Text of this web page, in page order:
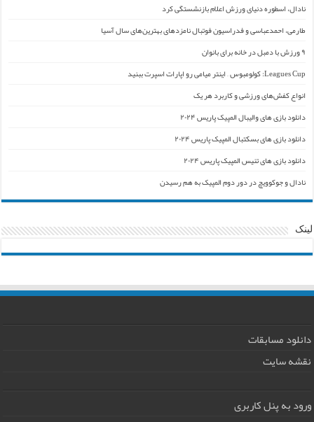
نادال، اسطوره دنیای ورزش اعلام بازنشستگی کرد
طارمی، احمدعباسی و فدراسیون فوتبال نامزدهای بهترین‌های سال آسیا
۹ ورزش با دمبل در خانه برای بانوان
Leagues Cup: کولومبوس – اینتر میامی رو اپارات اسپرت ببنید
انواع کفش‌های ورزشی و کاربرد هر یک
دانلود بازی های والیبال المپیک پاریس ۲۰۲۴
دانلود بازی های بسکتبال المپیک پاریس ۲۰۲۴
دانلود بازی های تنیس المپیک پاریس ۲۰۲۴
نادال و جوکوویچ در دور دوم المپیک به هم رسیدن
لینک
دانلود مسابقات
نقشه سایت
ورود به پنل کاربری